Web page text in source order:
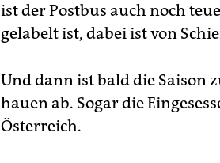
ist der Postbus auch noch
gelabelt ist, dabei ist von
Und dann ist bald die Saison
hauen ab. Sogar die
Österreich.